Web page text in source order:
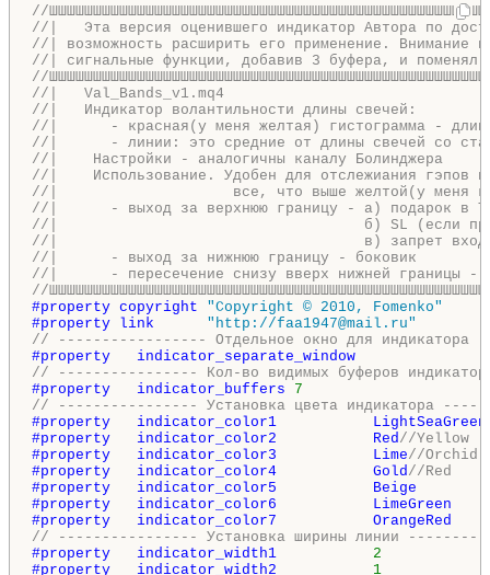
//
//|   Эта версия оценившего индикатор Автора по
//| возможность расширить его применение. Внимание
//| сигнальные функции, добавив 3 буфера, и
//
//|   Val_Bands_v1.mq4
//|   Индикатор волантильности длины свечей:
//|      - красная(у меня желтая) гистограмма -
//|      - линии: это средние от длины свечей со
//|    Настройки - аналогичны каналу Болинджера
//|    Использование. Удобен для отслежиания гэпов
//|                    все, что выше желтой(у меня
//|      - выход за верхнюю границу - а) подарок в
//|                                   б) SL (если
//|                                   в) запрет
//|      - выход за нижнюю границу - боковик
//|      - пересечение снизу вверх нижней границы -
//
#property copyright "Copyright © 2010, Fomenko"
#property link "http://faa1947@mail.ru"
// ----------------- Отдельное окно для
#property   indicator_separate_window
// ---------------- Кол-во видимых буферов
#property   indicator_buffers 7
// ---------------- Установка цвета индикатора
#property   indicator_color1           LightSeaGreen
#property   indicator_color2           Red//Yellow
#property   indicator_color3           Lime//Orchid
#property   indicator_color4           Gold//Red
#property   indicator_color5           Beige
#property   indicator_color6           LimeGreen
#property   indicator_color7           OrangeRed
// ---------------- Установка ширины линии
#property   indicator_width1 2
#property   indicator_width2 1